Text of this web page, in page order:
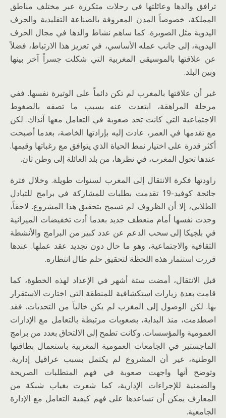
ترافق والدها وعائلتها في رحلات متكررة عبر مختلف مناطق
المملكة، خصوصاً المدن المعروفة بالصناعة التقليدية والحرف
اليدوية مثل الصويرة. كما ساهم نشاط والدها في مجال الحرف
اليدوية، إلى جانب عمله الأساسي، في تعزيز هذا الارتباط، فضلاً
عن علاقتها بالموسيقى المغربية التي شكلت جسراً آخر بينها
وبين البلد.
غير أن علاقتها بالمغرب لم تكن دائماً على الوتيرة نفسها. ففي
مرحلة المراهقة، ابتعدت عنه بسبب ما تصفه بالضغوط
الاجتماعية التي كانت تجد صعوبة في التعامل معها آنذاك. لكن
مع تقدمها في العمر، عادت إليه بإرادتها الخاصة، بعدما أصبحت
أكثر قدرة على اختيار نمط الحياة الذي يتوافق مع رغباتها وقيمها.
عندها تحول المغرب، في نظرها، من بلد العائلة إلى وطن ثان.
راودتها فكرة الانتقال إلى المغرب لسنوات طويلة. وخلال فترة
جائحة كوفيد-19 تقدمت بطلبات للمشاركة في برامج للتبادل
الطلابي، إلا أن الظروف لم تسمح بتحقيق هذا المشروع. لاحقاً،
وجدت نفسها أمام منعطف جديد بعدما أدت تخفيضات الميزانية
في بلجيكا إلى سحب الدعم عن عدد كبير من البرامج والأنشطة
الثقافية والاجتماعية، وهو ما حال دون تجديد عقد عملها. عندها
قررت استثمار هذه اللحظة لتحقيق حلم طال انتظاره.
قبل الانتقال، أمضت ستة أشهر في الإعداد لهذه الخطوة، كما
قامت بعدة زيارات استكشافية للمنطقة التي اختارت الاستقرار
بها. لكن الوصول إلى المغرب لم يكن خالياً من التحديات. فقد
اصطدمت، منذ البداية، بصعوبات مرتبطة بالتعامل مع الإدارات
العمومية والمؤسسات. وكانت تطمح إلى الالتحاق بعدد من برامج
الماجستير في الجامعات العمومية المغربية باستعمال بطاقتها
الوطنية، غير أن المشروع لم يكتمل بسبب عراقيل إدارية.
وتوضح أنها واجهت صعوبة في فهم المتطلبات الصريحة
والضمنية للإجراءات الإدارية، كما شعرت بغياب شبكة من
المعارف يمكن أن تساعدها على فهم كيفية التعامل مع الإدارة
الجامعية.